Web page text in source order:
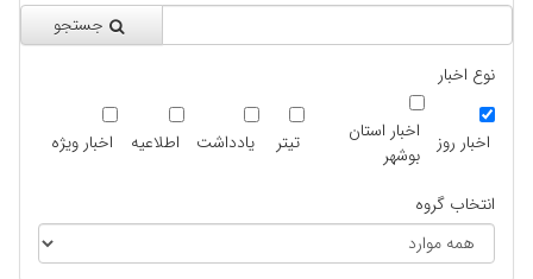
جستجو
نوع اخبار
اخبار روز
اخبار استان
بوشهر
تیتر یادداشت اطلاعیه اخبار ویژه
انتخاب گروه